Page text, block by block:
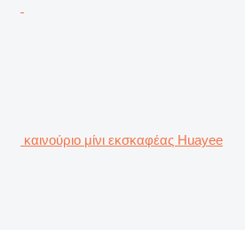
καινούριο μίνι εκσκαφέας Huayee